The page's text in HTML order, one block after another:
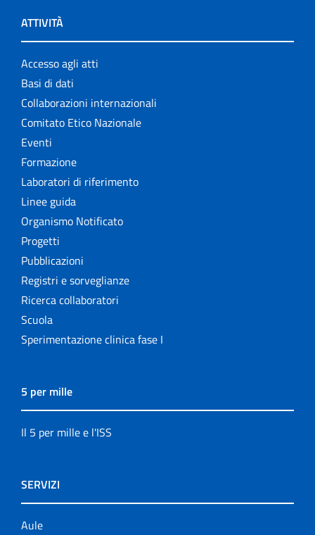
ATTIVITÀ
Accesso agli atti
Basi di dati
Collaborazioni internazionali
Comitato Etico Nazionale
Eventi
Formazione
Laboratori di riferimento
Linee guida
Organismo Notificato
Progetti
Pubblicazioni
Registri e sorveglianze
Ricerca collaboratori
Scuola
Sperimentazione clinica fase I
5 per mille
Il 5 per mille e l'ISS
SERVIZI
Aule